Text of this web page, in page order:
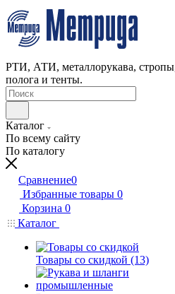
РТИ, АТИ, металлорукава,
полога и тенты.
Каталог
По всему сайту
По каталогу
Сравнение0
Избранные товары 0
Корзина 0
Каталог
Товары со скидкой (13)